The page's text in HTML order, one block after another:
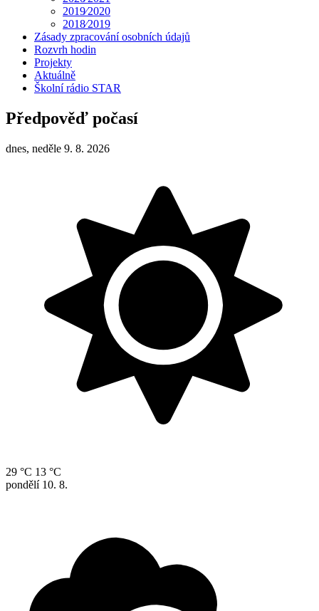
2019⁄2020
2018⁄2019
Zásady zpracování osobních údajů
Rozvrh hodin
Projekty
Aktuálně
Školní rádio STAR
Předpověď počasí
dnes, neděle 9. 8. 2026
29 °C 13 °C
pondělí 10. 8.